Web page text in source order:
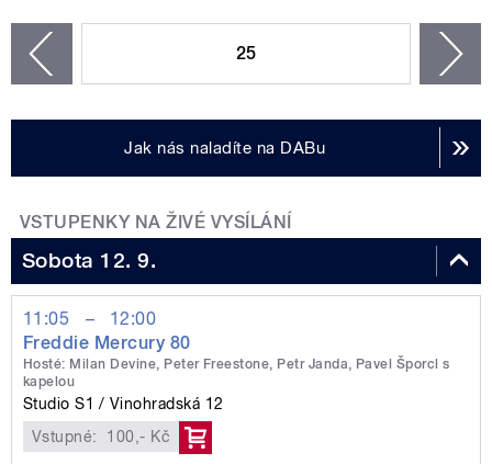
25
Jak nás naladíte na DABu
VSTUPENKY NA ŽIVÉ VYSÍLÁNÍ
Sobota 12. 9.
11:05 –
12:00
Freddie Mercury 80
Hosté: Milan Devine, Peter Freestone, Petr Janda, Pavel Šporcl s
kapelou
Studio S1
Vinohradská 12
Vstupné:
100,- Kč